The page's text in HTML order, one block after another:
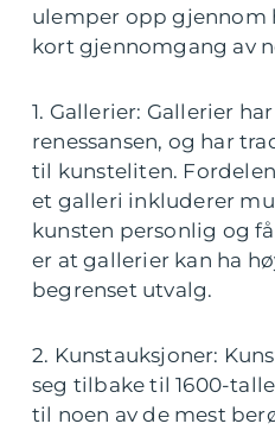
ulemper opp gjennom
kort gjennomgang av
1. Gallerier: Gallerier
renessansen, og har
til kunsteliten.
et galleri inkluderer
kunsten personlig og
er at gallerier kan ha
begrenset utvalg.
2. Kunstauksjoner:
seg tilbake til 1600-
til noen av de mest